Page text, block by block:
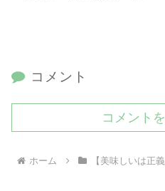
コメント
コメント
ホーム 【美味しいは正義